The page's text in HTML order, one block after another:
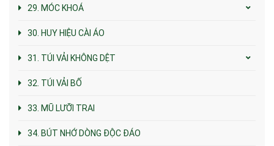
29. MÓC KHOÁ
30. HUY HIỆU CÀI ÁO
31. TÚI VẢI KHÔNG DỆT
32. TÚI VẢI BỐ
33. MŨ LƯỠI TRAI
34. BÚT NHỚ DÒNG ĐỘC ĐÁO